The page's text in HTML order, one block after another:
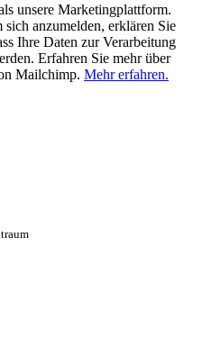
unsere Marketingplattform.
anzumelden, erklären Sie
Ihre Daten zur Verarbeitung
Erfahren Sie mehr über
Mailchimp. Mehr erfahren.